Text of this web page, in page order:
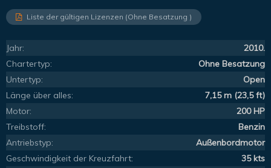
Liste der gültigen Lizenzen (Ohne Besatzung )
Jahr:
2010.
Chartertyp:
Ohne Besatzung
Untertyp:
Open
Länge über alles:
7,15 m (23,5 ft)
Motor:
200 HP
Treibstoff:
Benzin
Antriebstyp:
Außenbordmotor
Geschwindigkeit der Kreuzfahrt:
35 kts